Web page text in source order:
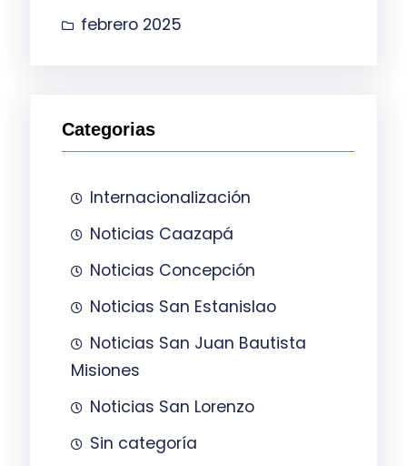
febrero 2025
Categorias
Internacionalización
Noticias Caazapá
Noticias Concepción
Noticias San Estanislao
Noticias San Juan Bautista
Misiones
Noticias San Lorenzo
Sin categoría